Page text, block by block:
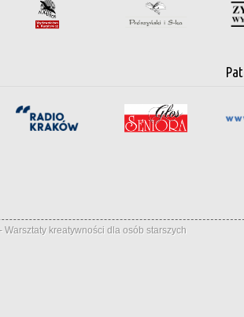
kreatywności dla osób starszych